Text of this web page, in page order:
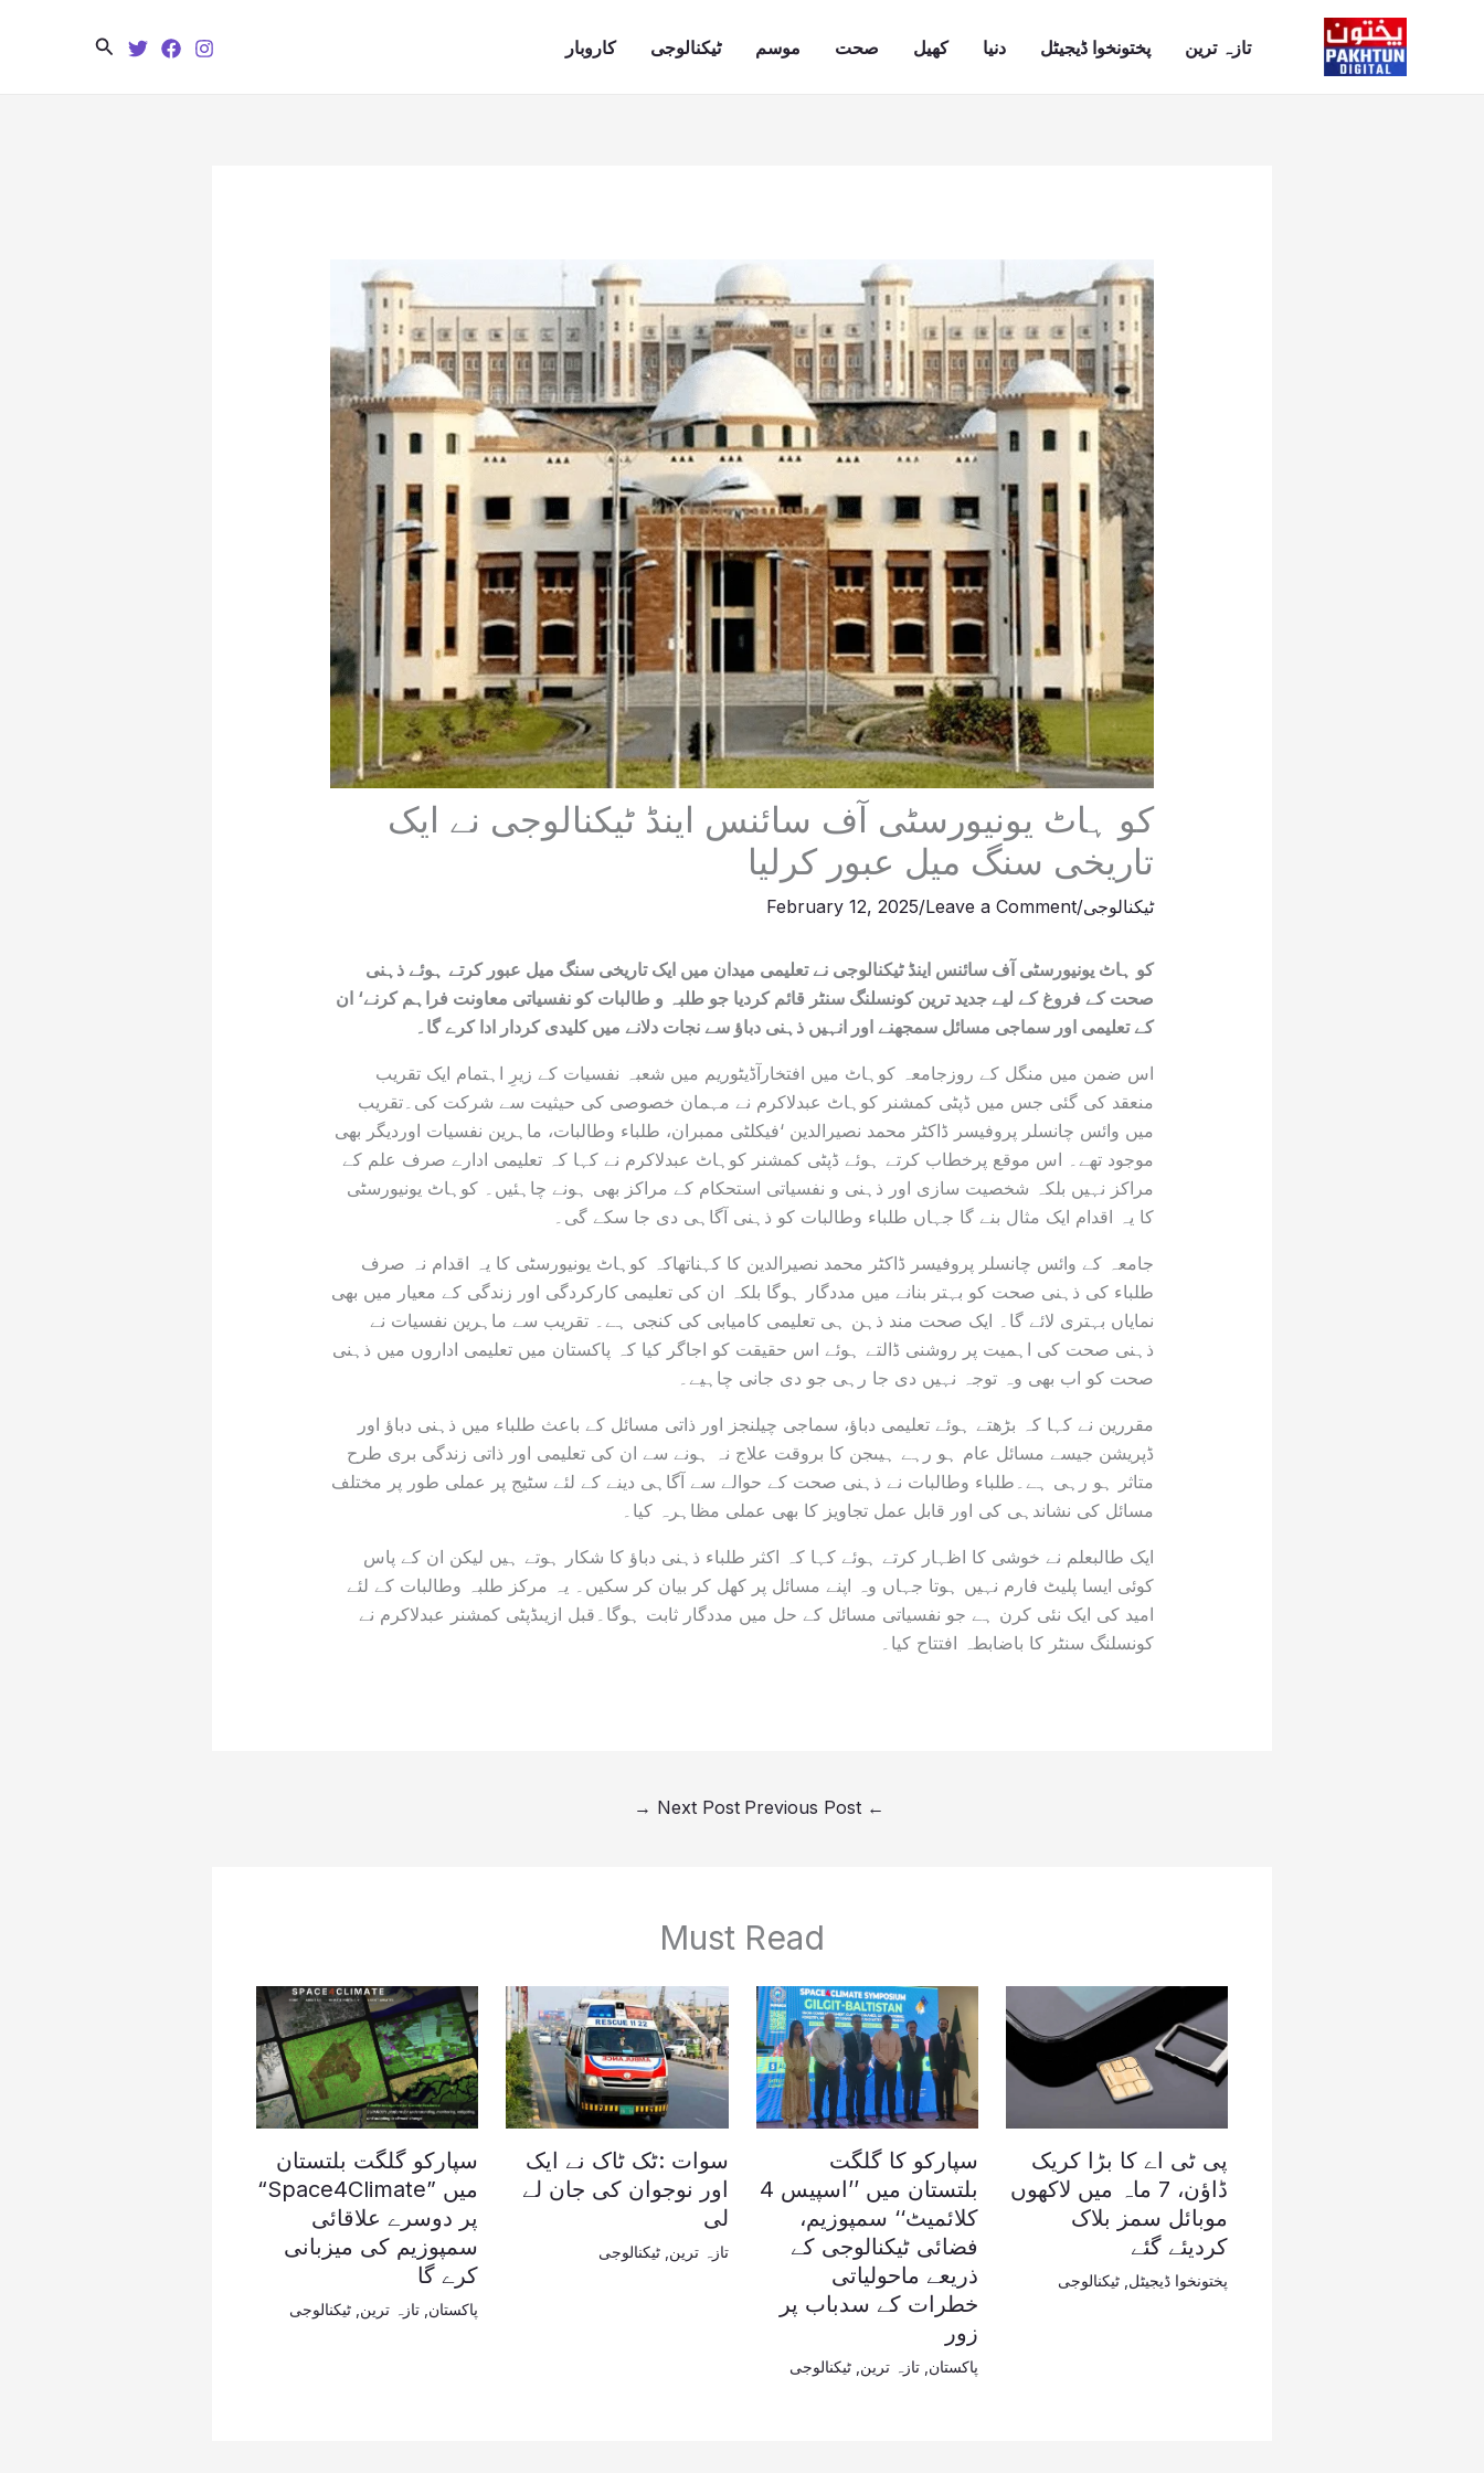
تازہ ترین پختونخوا ڈیجیٹل دنیا کھیل صحت موسم ٹیکنالوجی کاروبار Search
کو ہاٹ یونیورسٹی آف سائنس اینڈ ٹیکنالوجی نے ایک
تاریخی سنگ میل عبور کرلیا
ٹیکنالوجی/
Leave a Comment
/
February 12, 2025
کو ہاٹ یونیورسٹی آف سائنس اینڈ ٹیکنالوجی نے تعلیمی میدان میں ایک تاریخی سنگ میل عبور کرتے ہوئے ذہنی
صحت کے فروغ کے لیے جدید ترین کونسلنگ سنٹر قائم کردیا جو طلبہ و طالبات کو نفسیاتی معاونت فراہم کرنے‘ ان
کے تعلیمی اور سماجی مسائل سمجھنے اور انہیں ذہنی دباؤ سے نجات دلانے میں کلیدی کردار ادا کرے گا۔
اس ضمن میں منگل کے روزجامعہ کوہاٹ میں افتخارآڈیٹوریم میں شعبہ نفسیات کے زیرِ اہتمام ایک تقریب
منعقد کی گئی جس میں ڈپٹی کمشنر کوہاٹ عبدلاکرم نے مہمان خصوصی کی حیثیت سے شرکت کی۔تقریب
میں وائس چانسلر پروفیسر ڈاکٹر محمد نصیرالدین ‘فیکلٹی ممبران، طلباء وطالبات، ماہرین نفسیات اوردیگر بھی
موجود تھے۔ اس موقع پرخطاب کرتے ہوئے ڈپٹی کمشنر کوہاٹ عبدلاکرم نے کہا کہ تعلیمی ادارے صرف علم کے
مراکز نہیں بلکہ شخصیت سازی اور ذہنی و نفسیاتی استحکام کے مراکز بھی ہونے چاہئیں۔ کوہاٹ یونیورسٹی
کا یہ اقدام ایک مثال بنے گا جہاں طلباء وطالبات کو ذہنی آگاہی دی جا سکے گی۔
جامعہ کے وائس چانسلر پروفیسر ڈاکٹر محمد نصیرالدین کا کہناتھاکہ کوہاٹ یونیورسٹی کا یہ اقدام نہ صرف
طلباء کی ذہنی صحت کو بہتر بنانے میں مددگار ہوگا بلکہ ان کی تعلیمی کارکردگی اور زندگی کے معیار میں بھی
نمایاں بہتری لائے گا۔ ایک صحت مند ذہن ہی تعلیمی کامیابی کی کنجی ہے۔ تقریب سے ماہرین نفسیات نے
ذہنی صحت کی اہمیت پر روشنی ڈالتے ہوئے اس حقیقت کو اجاگر کیا کہ پاکستان میں تعلیمی اداروں میں ذہنی
صحت کو اب بھی وہ توجہ نہیں دی جا رہی جو دی جانی چاہیے۔
مقررین نے کہا کہ بڑھتے ہوئے تعلیمی دباؤ، سماجی چیلنجز اور ذاتی مسائل کے باعث طلباء میں ذہنی دباؤ اور
ڈپریشن جیسے مسائل عام ہو رہے ہیںجن کا بروقت علاج نہ ہونے سے ان کی تعلیمی اور ذاتی زندگی بری طرح
متاثر ہو رہی ہے۔طلباء وطالبات نے ذہنی صحت کے حوالے سے آگاہی دینے کے لئے سٹیج پر عملی طور پر مختلف
مسائل کی نشاندہی کی اور قابل عمل تجاویز کا بھی عملی مظاہرہ کیا۔
ایک طالبعلم نے خوشی کا اظہار کرتے ہوئے کہا کہ اکثر طلباء ذہنی دباؤ کا شکار ہوتے ہیں لیکن ان کے پاس
کوئی ایسا پلیٹ فارم نہیں ہوتا جہاں وہ اپنے مسائل پر کھل کر بیان کر سکیں۔ یہ مرکز طلبہ وطالبات کے لئے
امید کی ایک نئی کرن ہے جو نفسیاتی مسائل کے حل میں مددگار ثابت ہوگا۔قبل ازیںڈپٹی کمشنر عبدلاکرم نے
کونسلنگ سنٹر کا باضابطہ افتتاح کیا۔
←
Next Post
→
Must Read
پی ٹی اے کا بڑا کریک
ڈاؤن، 7 ماہ میں لاکھوں
موبائل سمز بلاک
کردیئے گئے
پختونخوا ڈیجیٹل ٹیکنالوجی
سپارکو کا گلگت
بلتستان میں ’’اسپیس 4
کلائمیٹ‘‘ سمپوزیم،
فضائی ٹیکنالوجی کے
ذریعے ماحولیاتی
خطرات کے سدباب پر
زور
پاکستان ,تازہ ترین ,ٹیکنالوجی
سوات :ٹک ٹاک نے ایک
اور نوجوان کی جان لے
لی
تازہ ترین ,ٹیکنالوجی
سپارکو گلگت بلتستان
میں ”Space4Climate“
پر دوسرے علاقائی
سمپوزیم کی میزبانی
کرے گا
پاکستان تازہ ترین ٹیکنالوجی